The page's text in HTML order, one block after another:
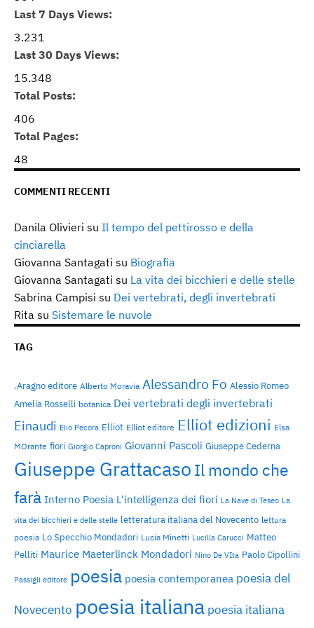
Last 7 Days Views:
3.231
Last 30 Days Views:
15.348
Total Posts:
406
Total Pages:
48
COMMENTI RECENTI
Danila Olivieri su Il tempo del pettirosso e della
cinciarella
Giovanna Santagati su Biografia
Giovanna Santagati su La vita dei bicchieri e delle stelle
Sabrina Campisi su Dei vertebrati, degli invertebrati
Rita su Sistemare le nuvole
TAG
.Aragno editore Alberto Moravia Alessandro Fo Alessio Romeo
Amelia Rosselli botanica Dei vertebrati degli invertebrati
Einaudi Elio Pecora Elliot Elliot editore Elliot edizioni Elsa
MOrante fiori Giorgio Caproni Giovanni Pascoli Giuseppe Cederna
Giuseppe Grattacaso Il mondo che
farà Interno Poesia L'intelligenza dei fiori La Nave di Teseo La
vita dei bicchieri e delle stelle letteratura italiana del Novecento lettura
poesia Lo Specchio Mondadori Lucia Minetti Lucilla Carucci Matteo
Pelliti Maurice Maeterlinck Mondadori Nino De VIta Paolo Cipollini
Passigli editore poesia poesia contemporanea poesia del
Novecento poesia italiana poesia italiana